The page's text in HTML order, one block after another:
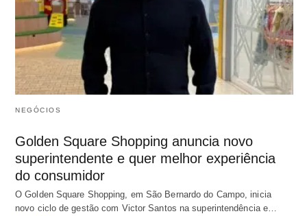
NEGÓCIOS
Golden Square Shopping anuncia novo
superintendente e quer melhor experiência
do consumidor
O Golden Square Shopping, em São Bernardo do Campo, inicia
novo ciclo de gestão com Victor Santos na superintendência e…